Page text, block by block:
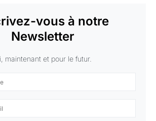
vous à notre
Newsletter
maintenant et pour le futur.